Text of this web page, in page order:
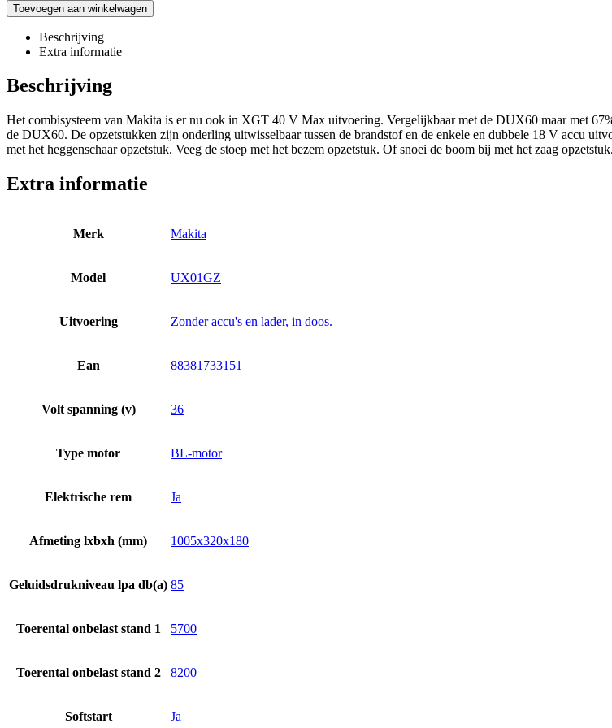
Toevoegen aan winkelwagen
Beschrijving
Extra informatie
Beschrijving
Het combisysteem van Makita is er nu ook in XGT 40 V Max uitvoering. Vergelijkbaar met de DUX60 maar met
de DUX60. De opzetstukken zijn onderling uitwisselbaar tussen de brandstof en de enkele en dubbele 18 V accu
met het heggenschaar opzetstuk. Veeg de stoep met het bezem opzetstuk. Of snoei de boom bij met het zaag opzetstuk.
Extra informatie
Merk Makita
Model UX01GZ
Uitvoering Zonder accu's en lader, in doos.
Ean 88381733151
Volt spanning (v) 36
Type motor BL-motor
Elektrische rem Ja
Afmeting lxbxh (mm) 1005x320x180
Geluidsdrukniveau lpa db(a) 85
Toerental onbelast stand 1 5700
Toerental onbelast stand 2 8200
Softstart Ja